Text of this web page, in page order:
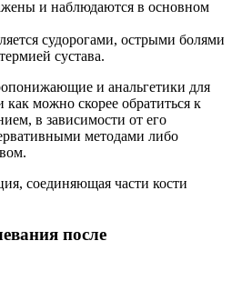
и наблюдаются в основном
судорогами, острыми болями
сустава.
и анальгетики для
как можно скорее обратиться к
в зависимости от его
методами либо
соединяющая части кости
после